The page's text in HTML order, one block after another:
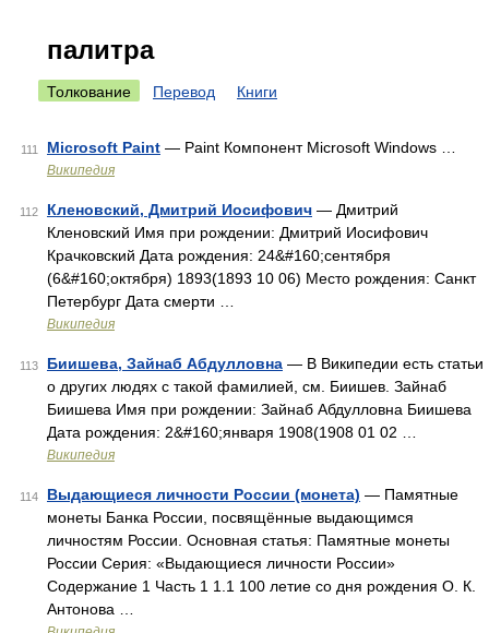
палитра
Толкование Перевод Книги
111 Microsoft Paint — Paint Компонент Microsoft Windows …
Википедия
112 Кленовский, Дмитрий Иосифович — Дмитрий
Кленовский Имя при рождении: Дмитрий Иосифович
Крачковский Дата рождения: 24&#160;сентября
(6&#160;октября) 1893(1893 10 06) Место рождения: Санкт
Петербург Дата смерти …
Википедия
113 Биишева, Зайнаб Абдулловна — В Википедии есть статьи
о других людях с такой фамилией, см. Биишев. Зайнаб
Биишева Имя при рождении: Зайнаб Абдулловна Биишева
Дата рождения: 2&#160;января 1908(1908 01 02 …
Википедия
114 Выдающиеся личности России (монета) — Памятные
монеты Банка России, посвящённые выдающимся
личностям России. Основная статья: Памятные монеты
России Серия: «Выдающиеся личности России»
Содержание 1 Часть 1 1.1 100 летие со дня рождения О. К.
Антонова …